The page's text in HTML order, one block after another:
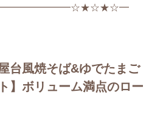
台風焼そば&ゆでたまご
】ボリューム満点のロー